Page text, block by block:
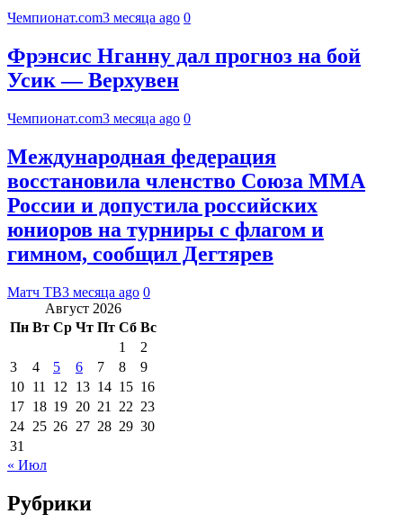
Чемпионат.com3 месяца ago 0
Фрэнсис Нганну дал прогноз на бой
Усик — Верхувен
Чемпионат.com3 месяца ago 0
Международная федерация
восстановила членство Союза ММА
России и допустила российских
юниоров на турниры с флагом и
гимном, сообщил Дегтярев
Матч ТВ3 месяца ago 0
Август 2026
Пн Вт Ср Чт Пт Сб Вс
1
2
3
4 5 6 7 8
9
10 11 12 13 14 15 16
17 18 19 20 21 22 23
24 25 26 27 28 29 30
31
« Июл
Рубрики